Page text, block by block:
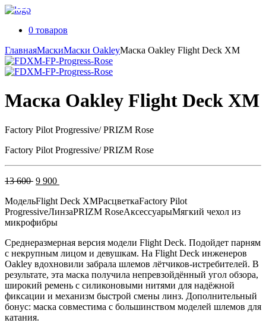
0 товаров
ГлавнаяМаскиМаски OakleyМаска Oakley Flight Deck XM
Маска Oakley Flight Deck XM
Factory Pilot Progressive/ PRIZM Rose
Factory Pilot Progressive/ PRIZM Rose
13 600 Первоначальная
составляла
13
600 .
9 900
9
900 .
МодельFlight Deck XMРасцветкаFactory Pilot
ProgressiveЛинзаPRIZM RoseАксессуарыМягкий чехол из
микрофибры
Среднеразмерная версия модели Flight Deck. Подойдет парням
с некрупным лицом и девушкам. На Flight Deck инженеров
Oakley вдохновили забрала шлемов лётчиков-истребителей. В
результате, эта маска получила непревзойдённый угол обзора,
широкий ремень с силиконовыми нитями для надёжной
фиксации и механизм быстрой смены линз. Дополнительный
бонус: маска совместима с большинством моделей шлемов для
катания.